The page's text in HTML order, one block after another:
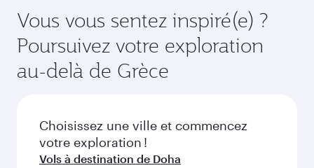
en Classe Économique. Les classes de voyage
disponibles peuvent varier sur les vols opérés
par nos partenaires. Veuillez vérifier les détails
du vol au moment de la réservation.
meilleurs tarifs aux dates de votre choix. Les
tarifs varient en fonction de la demande
saisonnière, de la popularité de l'itinéraire et de
la disponibilité des classes de voyage.
Vous vous sentez inspiré(e) ?
Poursuivez votre exploration
au-delà de Grèce
Choisissez une ville et commencez
votre exploration !
Vols à destination de Doha